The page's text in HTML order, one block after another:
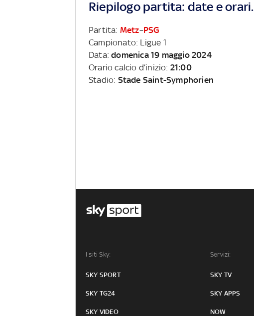
Riepilogo partita: date e orari.
Partita: Metz–PSG
Campionato: Ligue 1
Data:domenica 19 maggio 2024
Orario calcio d’inizio: 21:00
Stadio: Stade Saint-Symphorien
I siti Sky:
SKY SPORT
SKY TG24
SKY VIDEO
Servizi:
SKY TV
SKY APPS
NOW